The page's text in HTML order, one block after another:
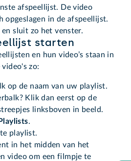
afspeellijst. De video
opgeslagen in de afspeellijst.
sluit zo het venster.
starten
en hun video’s staan in
zo:
op de naam van uw playlist.
Klik dan eerst op de
linksboven in beeld.
Playlists.
playlist.
in het midden van het
video om een filmpje te